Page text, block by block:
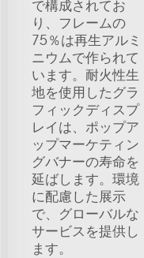
で構成されてお
り、フレームの
75％は再生アルミ
ニウムで作られて
います。耐火性生
地を使用したグラ
フィックディスプ
レイは、ポップア
ップマーケティン
グバナーの寿命を
延ばします。環境
に配慮した展示
で、グローバルな
サービスを提供し
ます。